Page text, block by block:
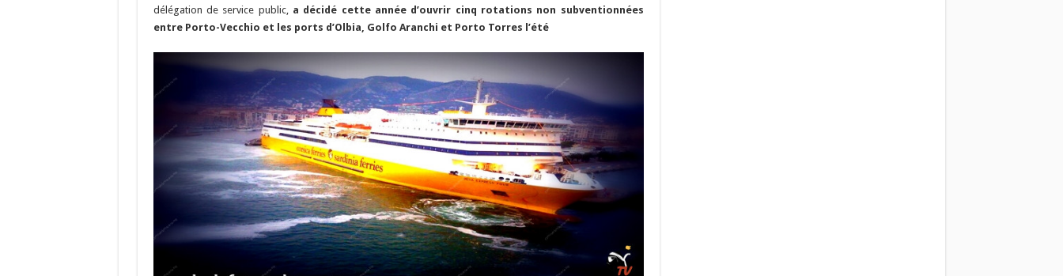
délégation de service public, a décidé cette année d’ouvrir cinq rotations non subventionnées
entre Porto-Vecchio et les ports d’Olbia, Golfo Aranchi et Porto Torres l’été